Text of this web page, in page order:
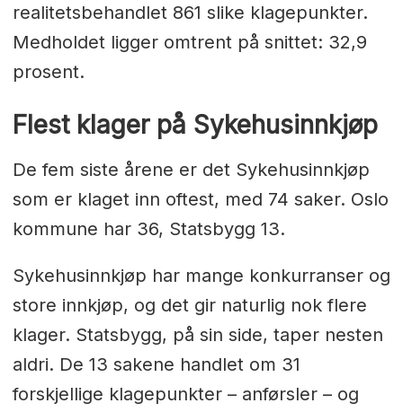
realitetsbehandlet 861 slike klagepunkter.
Medholdet ligger omtrent på snittet: 32,9
prosent.
Flest klager på Sykehusinnkjøp
De fem siste årene er det Sykehusinnkjøp
som er klaget inn oftest, med 74 saker. Oslo
kommune har 36, Statsbygg 13.
Sykehusinnkjøp har mange konkurranser og
store innkjøp, og det gir naturlig nok flere
klager. Statsbygg, på sin side, taper nesten
aldri. De 13 sakene handlet om 31
forskjellige klagepunkter – anførsler – og